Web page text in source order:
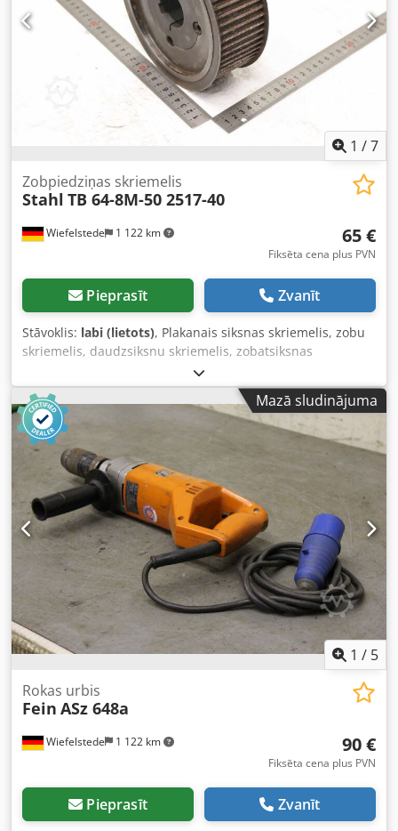
1 /7
Wiefelstede 1 122 km
Zobpiedziņas skriemelis
Stahl TB 64-8M-50 2517-40
65 €
Fiksēta cena plus PVN
Pieprasīt Zvanīt
Stāvoklis: labi (lietots), Plakanais siksnas skriemelis, zobu
skriemelis, daudzsiksnu skriemelis, zobatsiksnas
skriemelis -Zobatsiksnas skriemelis: Ø 192 mm -Tips: D TB
64-8M-50 -Materiāls: tērauds -Zobu skaits: 64 zobi / siksnas
platums 50 mm -Uzstādījums: Tapersaspiedes uzmava
optibelt 2517-40 Ø 40 x 44,5 mm -Daudzums: 2x
zobatsiksnas skriemeļi pieejami -Cena: par gabalu -Izmēri:
Ø 168 x 60 mm -Svars: 6,8 kg/gab. Djdsx Slcbjpfx Abrjkr
Mazā sludinājuma
1 / 5
Wiefelstede 1 122 km
Rokas urbis
Fein ASz 648a
90 €
Fiksēta cena plus PVN
Pieprasīt Zvanīt